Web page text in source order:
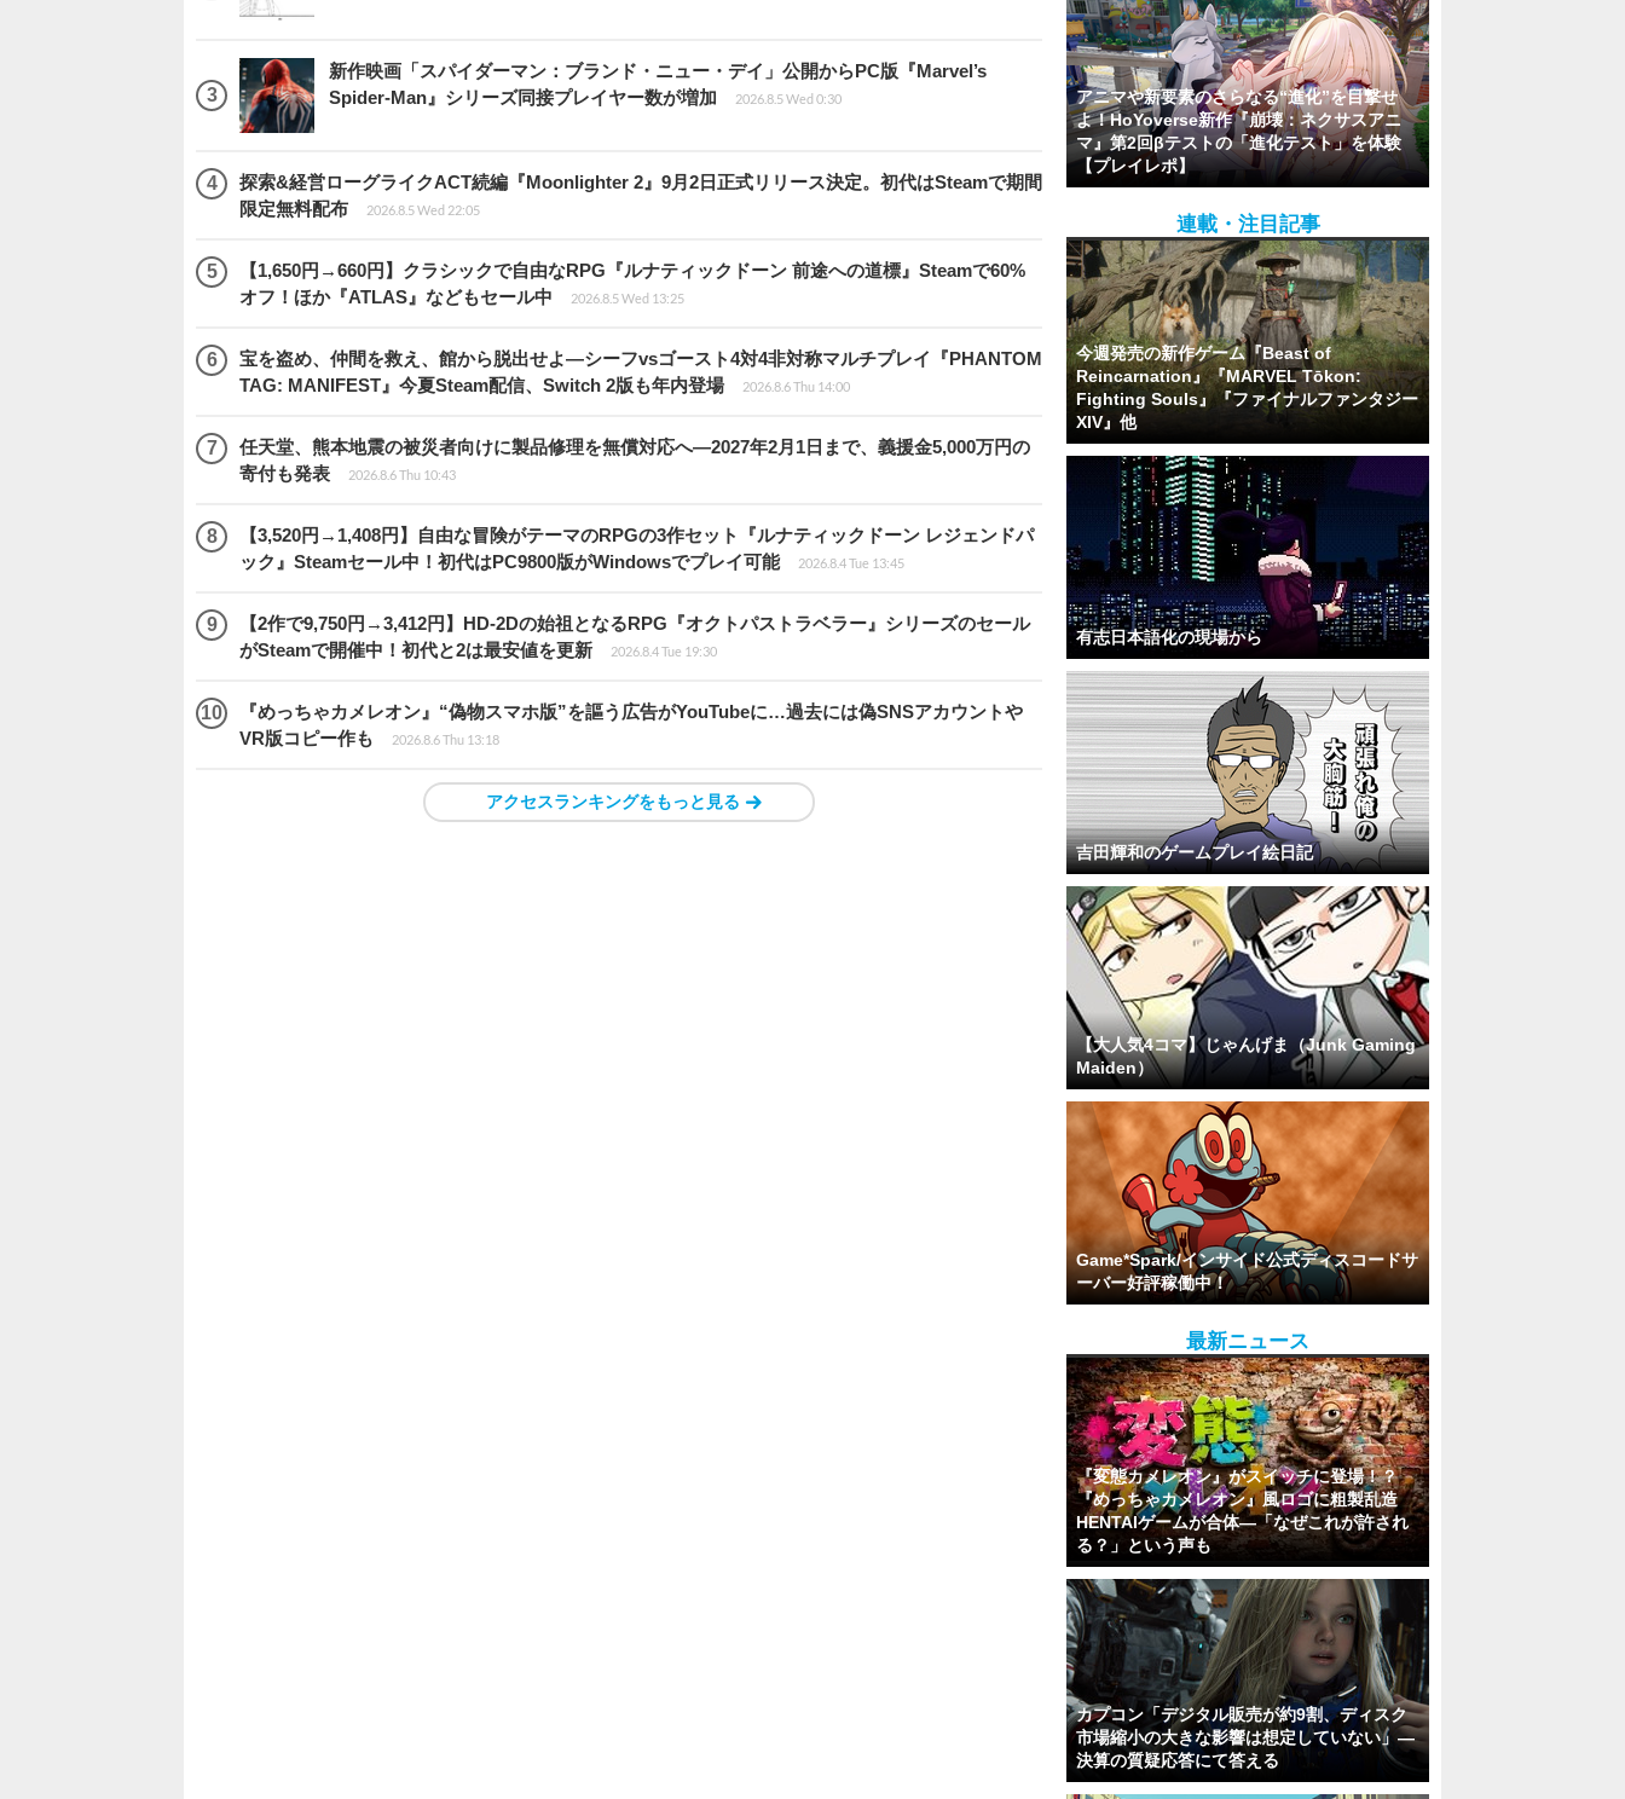
新作映画「スパイダーマン：ブランド・ニュー・デイ」公開からPC版『Marvel’s
Spider-Man』シリーズ同接プレイヤー数が増加
2026.8.5 Wed 0:30
探索&経営ローグライクACT続編『Moonlighter 2』9月2日正式リリース決定。初代はSteamで期間
限定無料配布
2026.8.5 Wed 22:05
【1,650円→660円】クラシックで自由なRPG『ルナティックドーン 前途への道標』Steamで60%
オフ！ほか『ATLAS』などもセール中
2026.8.5 Wed 13:25
宝を盗め、仲間を救え、館から脱出せよ―シーフvsゴースト4対4非対称マルチプレイ『PHANTOM
TAG: MANIFEST』今夏Steam配信、Switch 2版も年内登場
2026.8.6 Thu 14:00
任天堂、熊本地震の被災者向けに製品修理を無償対応へ―2027年2月1日まで、義援金5,000万円の
寄付も発表
2026.8.6 Thu 10:43
【3,520円→1,408円】自由な冒険がテーマのRPGの3作セット『ルナティックドーン レジェンドパ
ック』Steamセール中！初代はPC9800版がWindowsでプレイ可能
2026.8.4 Tue 13:45
【2作で9,750円→3,412円】HD-2Dの始祖となるRPG『オクトパストラベラー』シリーズのセール
がSteamで開催中！初代と2は最安値を更新
2026.8.4 Tue 19:30
『めっちゃカメレオン』“偽物スマホ版”を謳う広告がYouTubeに…過去には偽SNSアカウントや
VR版コピー作も
2026.8.6 Thu 13:18
アクセスランキングをもっと見る
アニマや新要素のさらなる“進化”を目撃せ
よ！HoYoverse新作『崩壊：ネクサスアニ
マ』第2回βテストの「進化テスト」を体験
【プレイレポ】
連載・注目記事
今週発売の新作ゲーム『Beast of
Reincarnation』『MARVEL Tōkon:
Fighting Souls』『ファイナルファンタジー
XIV』他
有志日本語化の現場から
吉田輝和のゲームプレイ絵日記
【大人気4コマ】じゃんげま（Junk Gaming
Maiden）
Game*Spark/インサイド公式ディスコードサ
ーバー好評稼働中！
最新ニュース
『変態カメレオン』がスイッチに登場！？
『めっちゃカメレオン』風ロゴに粗製乱造
HENTAIゲームが合体―「なぜこれが許され
る？」という声も
カプコン「デジタル販売が約9割、ディスク
市場縮小の大きな影響は想定していない」―
決算の質疑応答にて答える